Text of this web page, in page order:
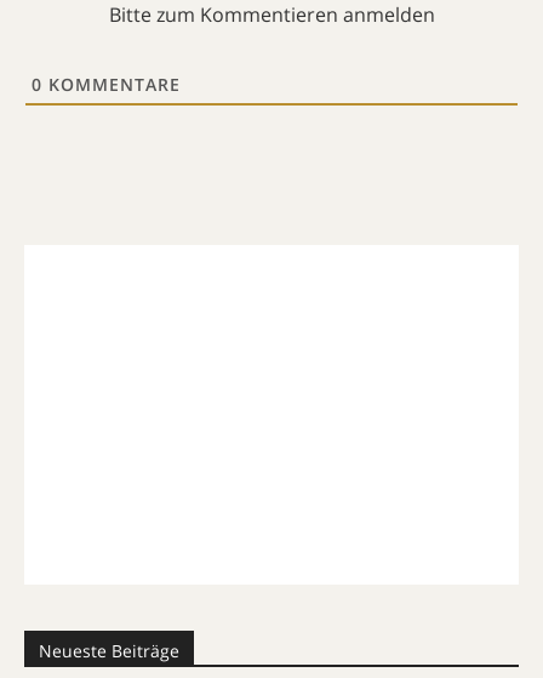
Bitte zum Kommentieren anmelden
0 KOMMENTARE
Neueste Beiträge